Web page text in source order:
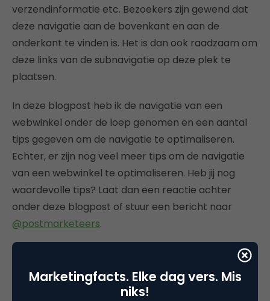
verzendinformatie etc. Bezoekers zijn gewend dat
deze navigatie aan de bovenkant en aan de
onderkant te vinden is. Het is dan ook raadzaam om
deze links van de subnavigatie op deze plek te
plaatsen.
In deze blogpost heb ik de navigatie van een
webwinkel onder de loep genomen en een aantal
tips gegeven om de navigatie te optimaliseren.
Echter, er zijn nog veel meer tips om de navigatie
van een webwinkel te optimaliseren. Heb jij nog
waardevolle tips? Laat dan een reactie achter
onder deze blogpost of stuur een bericht naar
@postmarketeers.
Marketingfacts. Elke dag vers. Mis
niks!